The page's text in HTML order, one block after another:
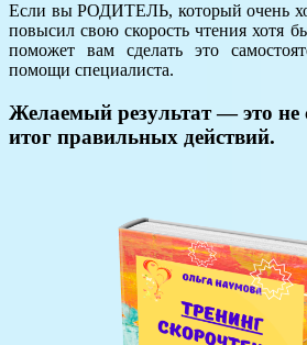
Если вы РОДИТЕЛЬ, который очень
повысил свою скорость чтения хотя
поможет вам сделать это
помощи специалиста.
Желаемый результат — это не
итог правильных действий.